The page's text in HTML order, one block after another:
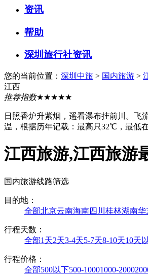
资讯
帮助
深圳旅行社资讯
您的当前位置： 深圳中旅 > 国内旅游 >
江西
推荐指数★★★★★
日照香炉升紫烟，遥看瀑布挂前川。飞
温，根据历年记载：最高只32℃，最低
江西旅游,江西旅游
国内旅游线路筛选
目的地：
全部北京云南海南四川 桂林湖南华
行程天数：
全部1天2天3-4天5-7天8-10天10天
行程价格：
全部500以下500-10001000-2000